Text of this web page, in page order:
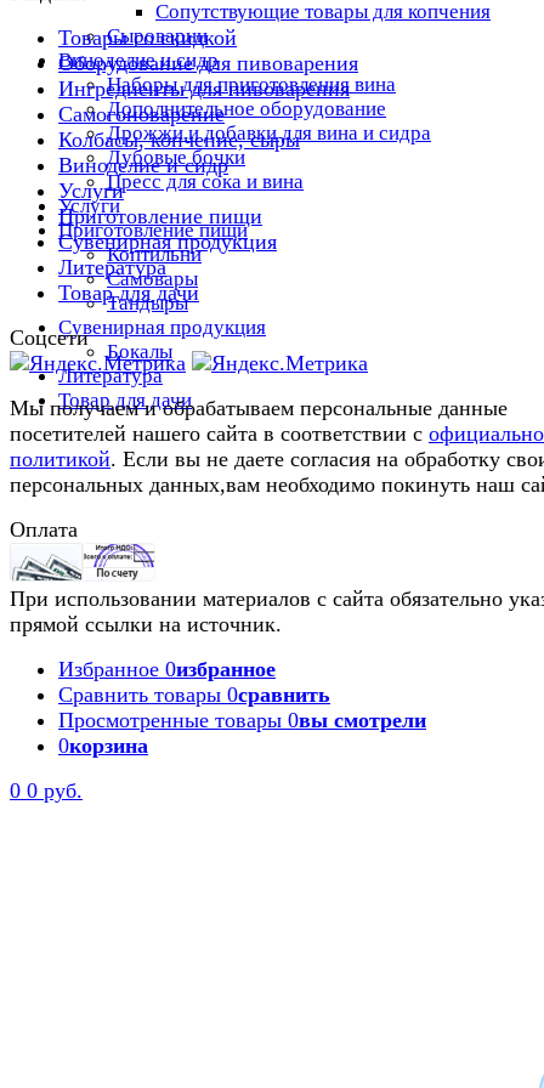
Сопутствующие товары для копчения
Сыроварни
Виноделие и сидр
Наборы для приготовления вина
Дополнительное оборудование
Дрожжи и добавки для вина и сидра
Дубовые бочки
Пресс для сока и вина
Услуги
Приготовление пищи
Коптильни
Самовары
Тандыры
Сувенирная продукция
Бокалы
Литература
Товар для дачи
Товары со скидкой
Оборудование для пивоварения
Ингредиенты для пивоварения
Самогоноварение
Колбасы, копчение, сыры
Виноделие и сидр
Услуги
Приготовление пищи
Сувенирная продукция
Литература
Товар для дачи
Соцсети
Мы получаем и обрабатываем персональные данные
посетителей нашего сайта в соответствии с
политикой. Если вы не даете согласия на обработку
персональных данных,вам необходимо покинуть наш
Оплата
При использовании материалов с сайта обязательно
прямой ссылки на источник.
Избранное 0избранное
Сравнить товары 0сравнить
Просмотренные товары 0вы смотрели
0корзина
0 0 руб.